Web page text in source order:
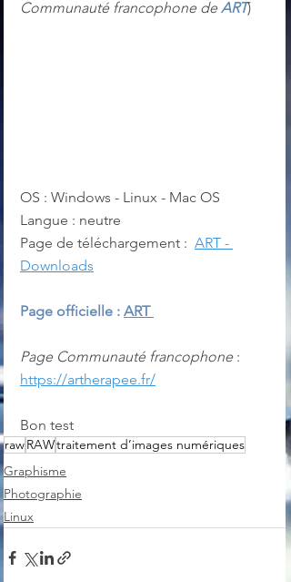
Communauté francophone de ART)
OS : Windows - Linux - Mac OS
Langue : neutre
Page de téléchargement : ART -
Downloads
Page officielle : ART
Page Communauté francophone :
https://artherapee.fr/
Bon test
rawRAWtraitement d’images numériques
Graphisme
Photographie
Linux